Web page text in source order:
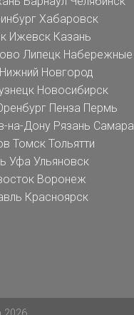
Хабаровск
Ижевск Казань
Липецк Набережные
Нижний Новгород
Новосибирск
Пенза Пермь
на-Дону Рязань Самара
Томск Тольятти
Уфа Ульяновск
Воронеж
Красноярск